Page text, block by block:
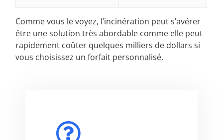
Comme vous le voyez, l’incinération peut s’avérer
être une solution très abordable comme elle peut
rapidement coûter quelques milliers de dollars si
vous choisissez un forfait personnalisé.